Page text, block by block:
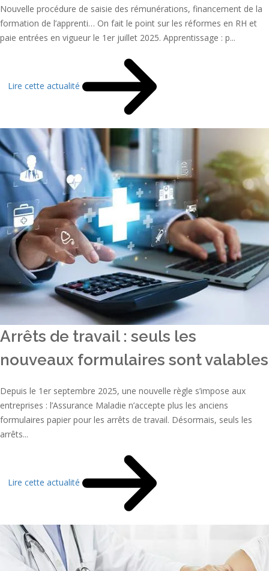
Nouvelle procédure de saisie des rémunérations, financement de la
formation de l’apprenti… On fait le point sur les réformes en RH et
paie entrées en vigueur le 1er juillet 2025. Apprentissage : p...
Lire cette actualité
Arrêts de travail : seuls les
nouveaux formulaires sont valables
Depuis le 1er septembre 2025, une nouvelle règle s’impose aux
entreprises : l’Assurance Maladie n’accepte plus les anciens
formulaires papier pour les arrêts de travail. Désormais, seuls les
arrêts...
Lire cette actualité